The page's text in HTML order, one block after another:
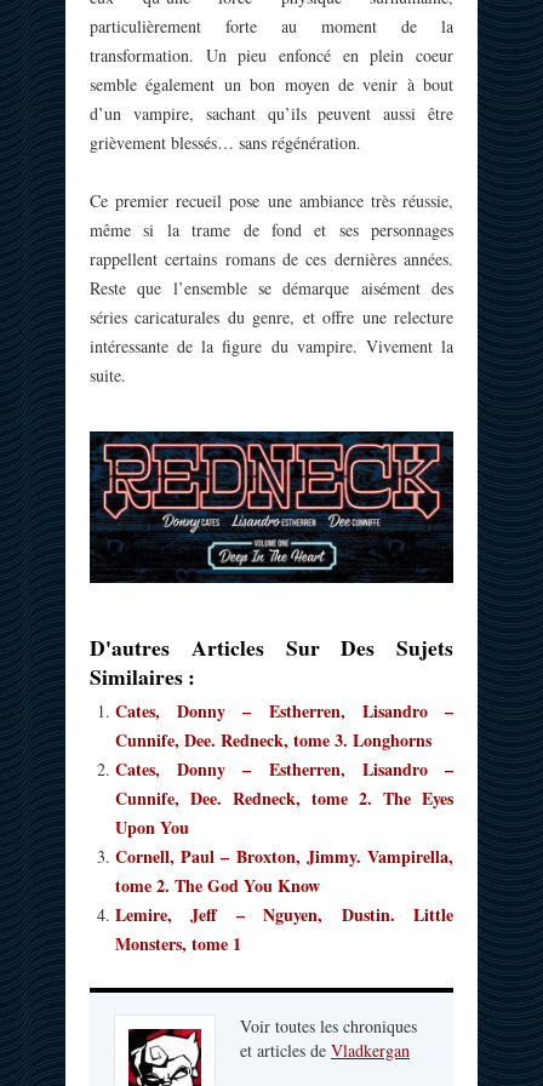
particulièrement forte au moment de la
transformation. Un pieu enfoncé en plein coeur
semble également un bon moyen de venir à bout
d’un vampire, sachant qu’ils peuvent aussi être
grièvement blessés… sans régénération.
Ce premier recueil pose une ambiance très réussie,
même si la trame de fond et ses personnages
rappellent certains romans de ces dernières années.
Reste que l’ensemble se démarque aisément des
séries caricaturales du genre, et offre une relecture
intéressante de la figure du vampire. Vivement la
suite.
D'autres Articles Sur Des Sujets
Similaires :
Cates, Donny – Estherren, Lisandro –
Cunnife, Dee. Redneck, tome 3. Longhorns
Cates, Donny – Estherren, Lisandro –
Cunnife, Dee. Redneck, tome 2. The Eyes
Upon You
Cornell, Paul – Broxton, Jimmy. Vampirella,
tome 2. The God You Know
Lemire, Jeff – Nguyen, Dustin. Little
Monsters, tome 1
Voir toutes les chroniques
et articles de Vladkergan